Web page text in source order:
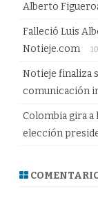
Alberto
Falleció Luis
Notieje.com
Notieje finaliza
comunicación
Colombia gira
elección